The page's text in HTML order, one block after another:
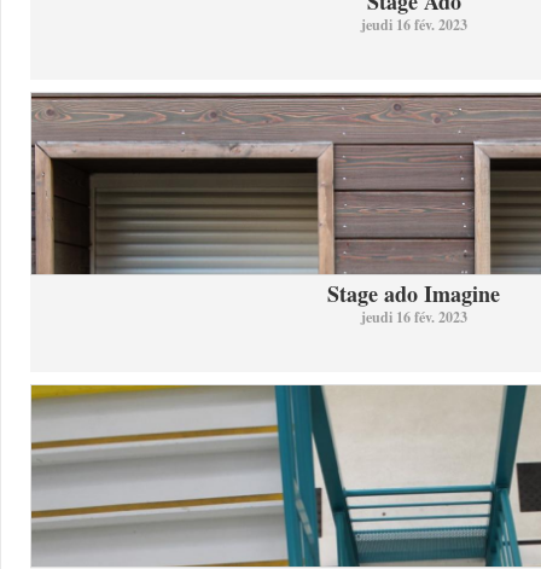
jeudi 16 fév. 2023
Stage ado Imagine
jeudi 16 fév. 2023